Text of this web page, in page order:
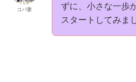
コバ妻
ずに、小さな一歩
スタートしてみま